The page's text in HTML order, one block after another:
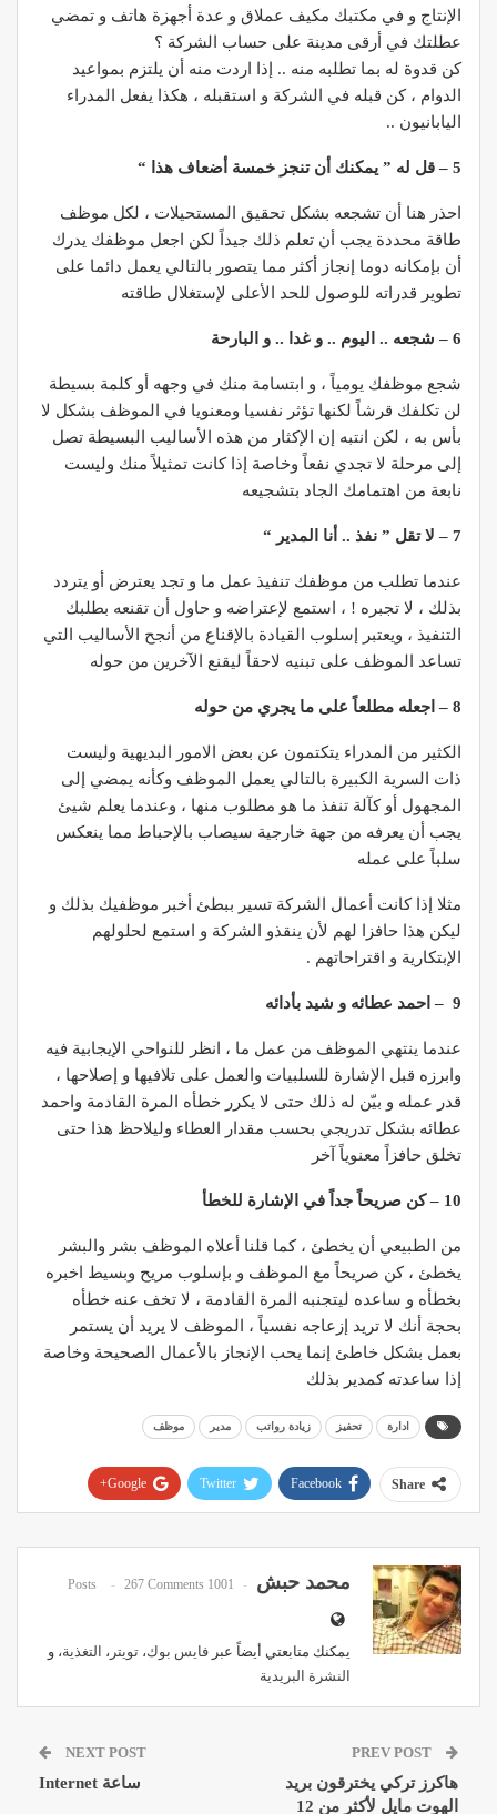
الإنتاج و في مكتبك مكيف عملاق و عدة أجهزة هاتف و تمضي
عطلتك في أرقى مدينة على حساب الشركة ؟
كن قدوة له بما تطلبه منه .. إذا اردت منه أن يلتزم بمواعيد
الدوام ، كن قبله في الشركة و استقبله ، هكذا يفعل المدراء
اليابانيون ..
5 – قل له ” يمكنك أن تنجز خمسة أضعاف هذا “
احذر هنا أن تشجعه بشكل تحقيق المستحيلات ، لكل موظف
طاقة محددة يجب أن تعلم ذلك جيداً لكن اجعل موظفك يدرك
أن بإمكانه دوما إنجاز أكثر مما يتصور بالتالي يعمل دائما على
تطوير قدراته للوصول للحد الأعلى لإستغلال طاقته
6 – شجعه .. اليوم .. و غدا .. و البارحة
شجع موظفك يومياً ، و ابتسامة منك في وجهه أو كلمة بسيطة
لن تكلفك قرشاً لكنها تؤثر نفسيا ومعنويا في الموظف بشكل لا
بأس به ، لكن انتبه إن الإكثار من هذه الأساليب البسيطة تصل
إلى مرحلة لا تجدي نفعاً وخاصة إذا كانت تمثيلاً منك وليست
نابعة من اهتمامك الجاد بتشجيعه
7 – لا تقل ” نفذ .. أنا المدير “
عندما تطلب من موظفك تنفيذ عمل ما و تجد يعترض أو يتردد
بذلك ، لا تجبره ! ، استمع لإعتراضه و حاول أن تقنعه بطلبك
التنفيذ ، ويعتبر إسلوب القيادة بالإقناع من أنجح الأساليب التي
تساعد الموظف على تبنيه لاحقاً ليقنع الآخرين من حوله
8 – اجعله مطلعاً على ما يجري من حوله
الكثير من المدراء يتكتمون عن بعض الامور البديهية وليست
ذات السرية الكبيرة بالتالي يعمل الموظف وكأنه يمضي إلى
المجهول أو كآلة تنفذ ما هو مطلوب منها ، وعندما يعلم شيئ
يجب أن يعرفه من جهة خارجية سيصاب بالإحباط مما ينعكس
سلباً على عمله
مثلا إذا كانت أعمال الشركة تسير ببطئ أخبر موظفيك بذلك و
ليكن هذا حافزا لهم لأن ينقذو الشركة و استمع لحلولهم
الإبتكارية و اقتراحاتهم .
9 – احمد عطائه و شيد بأدائه
عندما ينتهي الموظف من عمل ما ، انظر للنواحي الإيجابية فيه
وابرزه قبل الإشارة للسلبيات والعمل على تلافيها و إصلاحها ،
قدر عمله و بيّن له ذلك حتى لا يكرر خطأه المرة القادمة واحمد
عطائه بشكل تدريجي بحسب مقدار العطاء وليلاحظ هذا حتى
تخلق حافزاً معنوياً آخر
10 – كن صريحاً جداً في الإشارة للخطأ
من الطبيعي أن يخطئ ، كما قلنا أعلاه الموظف بشر والبشر
يخطئ ، كن صريحاً مع الموظف و بإسلوب مريح وبسيط اخبره
بخطأه و ساعده ليتجنبه المرة القادمة ، لا تخف عنه خطأه
بحجة أنك لا تريد إزعاجه نفسياً ، الموظف لا يريد أن يستمر
بعمل بشكل خاطئ إنما يحب الإنجاز بالأعمال الصحيحة وخاصة
إذا ساعدته كمدير بذلك
ادارة تحفيز زيادة رواتب مدير موظف
Share
Facebook
Twitter
Google+
محمد حبش 1001 Posts
267 Comments
يمكنك متابعتي أيضاً عبر فايس بوك، تويتر ، التغذية، و
النشرة البريدية
هاكرز تركي يخترقون بريد
الهوت مايل لأكثر من 12
NEXT POST
ساعة Internet